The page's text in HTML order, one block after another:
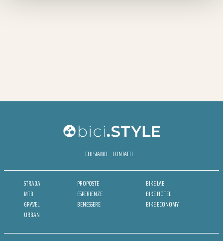
CHI SIAMO CONTATTI
STRADA
MTB
GRAVEL
URBAN
PROPOSTE
ESPERIENZE
BENESSERE
BIKE LAB
BIKE HOTEL
BIKE ECONOMY